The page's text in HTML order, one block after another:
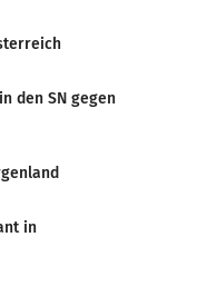
den SN gegen
in